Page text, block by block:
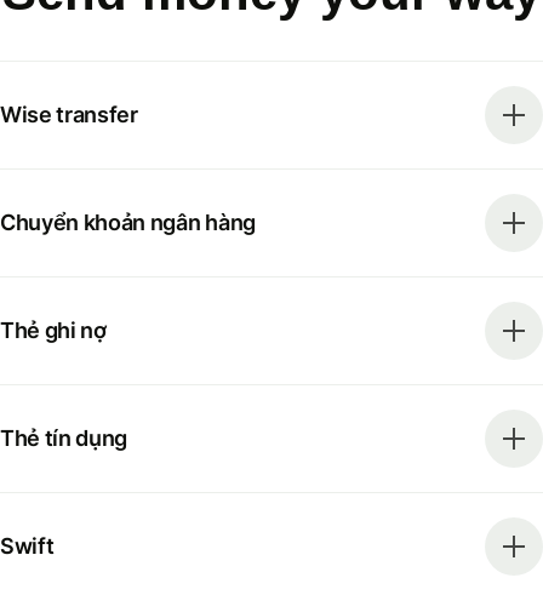
Wise transfer
Chuyển khoản ngân hàng
Thẻ ghi nợ
Thẻ tín dụng
Swift